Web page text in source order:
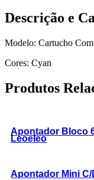
Descrição e
Modelo: Cartucho
Cores: Cyan
Produtos
Apontador Bloco
Leoeleo
Apontador Mini